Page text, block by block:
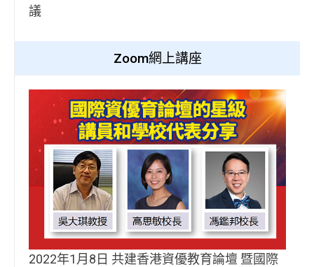
議
Zoom網上講座
2022年1月8日 共建香港資優教育論壇 暨國際